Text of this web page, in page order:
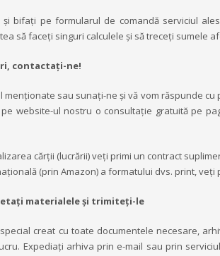
și bifați pe formularul de comandă serviciul
să faceți singuri calculele și să treceți sumele
contactați-ne!
sau sunați-ne și vă vom răspunde
website-ul nostru o consultație gratuită pe
cărții (lucrării) veți primi un contract
(prin Amazon) a formatului dvs. print, veţi
materialele și trimiteți-le
creat cu toate documentele necesare,
Expediați arhiva prin e-mail sau prin